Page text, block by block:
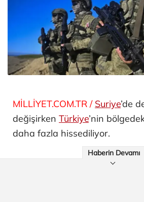
MİLLİYET.COM.TR / Suriye’de
değişirken Türkiye’nin
daha fazla hissediliyor.
Haberin Devamı